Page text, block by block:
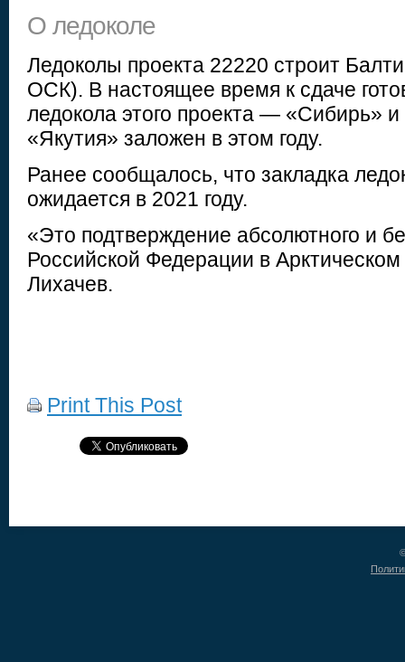
О ледоколе
Ледоколы проекта 22220 строит
ОСК). В настоящее время к сдаче
ледокола этого проекта — «Сибирь»
«Якутия» заложен в этом году.
Ранее сообщалось, что закладка
ожидается в 2021 году.
«Это подтверждение абсолютного и
Российской Федерации в
Лихачев.
Print This Post